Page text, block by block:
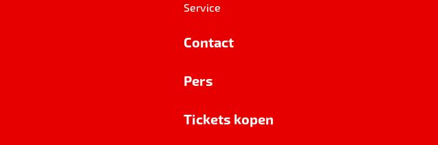
Service
Contact
Pers
Tickets kopen